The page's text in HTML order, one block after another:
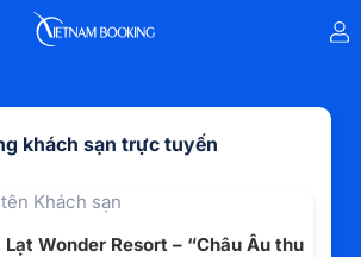
khách sạn trực tuyến
Khách sạn
Wonder Resort – “Châu Âu thu